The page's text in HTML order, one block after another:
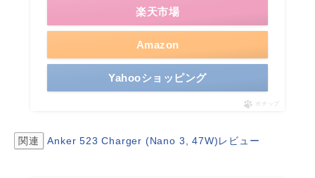
Amazon
楽天市場
Yahooショッピング
ポチップ
関連 Anker 523 Charger (Nano 3, 47W)レビュー